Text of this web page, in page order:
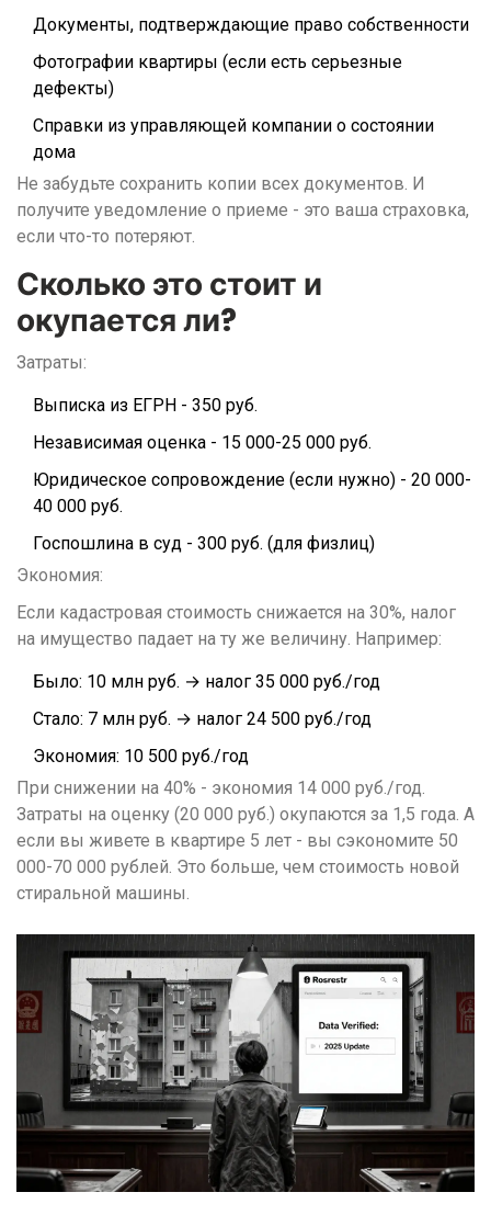
Документы, подтверждающие право собственности
Фотографии квартиры (если есть серьезные
дефекты)
Справки из управляющей компании о состоянии
дома
Не забудьте сохранить копии всех документов. И
получите уведомление о приеме - это ваша страховка,
если что-то потеряют.
Сколько это стоит и
окупается ли?
Затраты:
Выписка из ЕГРН - 350 руб.
Независимая оценка - 15 000-25 000 руб.
Юридическое сопровождение (если нужно) - 20 000-
40 000 руб.
Госпошлина в суд - 300 руб. (для физлиц)
Экономия:
Если кадастровая стоимость снижается на 30%, налог
на имущество падает на ту же величину. Например:
Было: 10 млн руб. → налог 35 000 руб./год
Стало: 7 млн руб. → налог 24 500 руб./год
Экономия: 10 500 руб./год
При снижении на 40% - экономия 14 000 руб./год.
Затраты на оценку (20 000 руб.) окупаются за 1,5 года. А
если вы живете в квартире 5 лет - вы сэкономите 50
000-70 000 рублей. Это больше, чем стоимость новой
стиральной машины.